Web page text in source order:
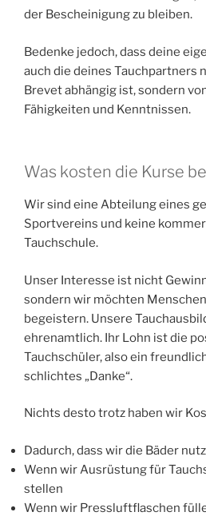
der Bescheinigung zu bleiben.
Bedenke jedoch, dass deine
auch die deines Tauchpartners
Brevet abhängig ist, sondern
Fähigkeiten und Kenntnissen.
Was kosten die Kurse
Wir sind eine Abteilung eines
Sportvereins und keine
Tauchschule.
Unser Interesse ist nicht
sondern wir möchten
begeistern. Unsere
ehrenamtlich. Ihr Lohn ist die
Tauchschüler, also ein
schlichtes „Danke“.
Nichts desto trotz haben wir
Dadurch, dass wir die Bäder
Wenn wir Ausrüstung für
stellen
Wenn wir Pressluftflaschen